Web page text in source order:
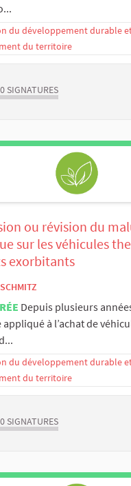
du développement durable
du territoire
SIGNATURES
ou révision du
sur les véhicules
exorbitants
Depuis plusieurs
à l’achat de
du développement durable
du territoire
SIGNATURES